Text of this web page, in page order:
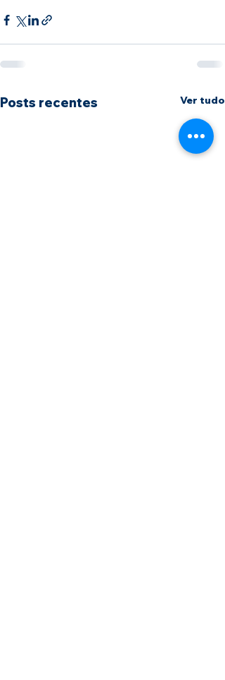
Posts recentes Ver tudo